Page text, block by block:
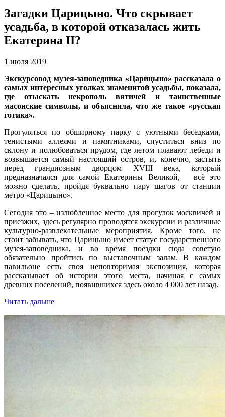
Загадки Царицыно. Что скрывает
усадьба, в которой отказалась жить
Екатерина II?
1 июля 2019
Экскурсовод музея-заповедника «Царицыно» рассказала о
самых интересных уголках знаменитой усадьбы, показала,
где отыскать некрополь вятичей и таинственные
масонские символы, и объяснила, что же такое «русская
готика».
Прогуляться по обширному парку с уютными беседками,
тенистыми аллеями и памятниками, спуститься вниз по
склону и полюбоваться прудом, где летом плавают лебеди и
возвышается самый настоящий остров, и, конечно, застыть
перед грандиозным дворцом XVIII века, который
предназначался для самой Екатерины Великой, – всё это
можно сделать, пройдя буквально пару шагов от станции
метро «Царицыно».
Сегодня это – излюбленное место для прогулок москвичей и
приезжих, здесь регулярно проводятся экскурсии и различные
культурно-развлекательные мероприятия. Кроме того, не
стоит забывать, что Царицыно имеет статус государственного
музея-заповедника, и во время поездки сюда советую
обязательно пройтись по выставочным залам. В каждом
павильоне есть своя неповторимая экспозиция, которая
рассказывает об истории этого места, начиная с самых
древних поселений, появившихся здесь около 4 000 лет назад.
Читать дальше